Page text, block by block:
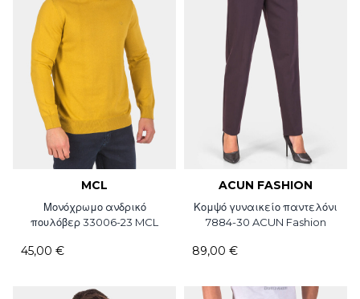
MCL
Μονόχρωμο ανδρικό
πουλόβερ 33006-23 MCL
45,00 €
ACUN FASHION
Κομψό γυναικείο παντελόνι
7884-30 ACUN Fashion
89,00 €